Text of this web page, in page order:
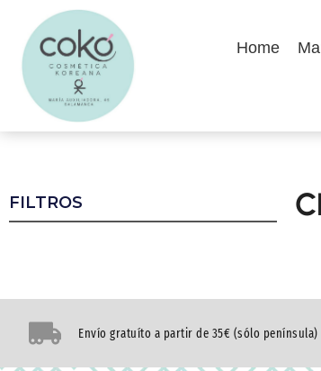
Home
FILTROS
Envío gratuíto a partir de 35€ (sólo península)